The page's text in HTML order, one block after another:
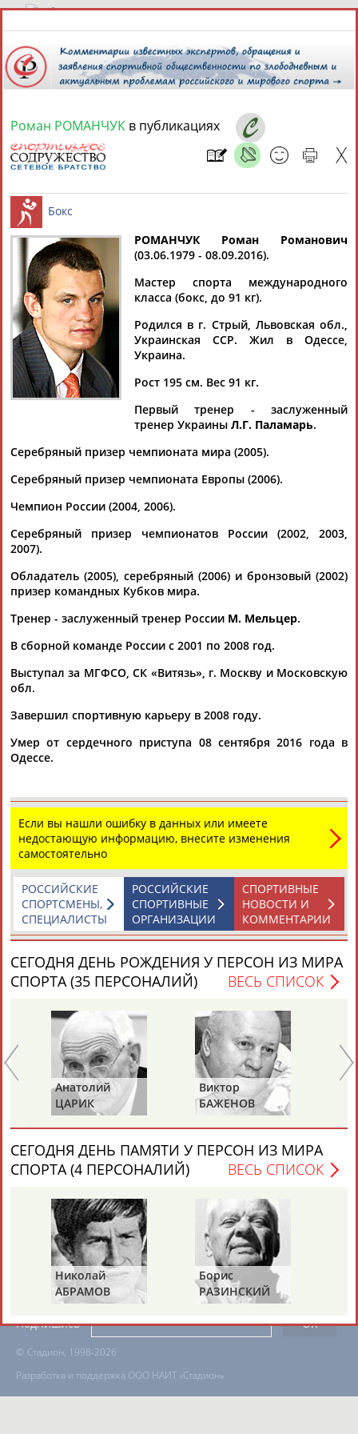
6 августа 2026 года,18:32
Найдено: 13181 Расширенный поиск
Аслаудин
АБАЕВ
Елена
АБАИМОВА
АБАКУМОВА
Юлия
АБАЛАКИНА
Дмитрий
АБАРЕНОВ
Тамилла
АБАСОВА
Рамазан
АБАЧАРАЕВ
Флюра
БУЛАТОВА
Татьяна
Акжана
Артур
Каримжан
Рамазан
АБДУЛАЕВ
Тагир
АБДУЛАЕВ
АБДУЛАЗИЗОВАБДУЛБЕКОВ
АБДУЛДАУДОВАБДУЛЖАЛИЛОВАБДУЛКАГИРОВАБДУЛЛАЕВ
24 персон из 13181
ЕЩЁ ПЕРСОНЫ
ТАБЛО АКТИВНОСТИ
ЦЕЛИ ПРОЕКТА РЕКЛАМА
Вопросы сотрудничества и совместной деятельностиinform@infosport.ru
© Стадион, 1998-2026
Разработка и поддержка ООО НАИТ «Стадион»
Адресов в новостной рассылке: 996
Подпишись
Роман РОМАНЧУК в публикациях
Бокс
РОМАНЧУК Роман Романович
(03.06.1979 - 08.09.2016).
Мастер спорта международного
класса (бокс, до 91 кг).
Родился в г. Стрый, Львовская обл.,
Украинская ССР. Жил в Одессе,
Украина.
Рост 195 см. Вес 91 кг.
Первый тренер - заслуженный
тренер Украины Л.Г. Паламарь.
Серебряный призер чемпионата мира (2005).
Серебряный призер чемпионата Европы (2006).
Чемпион России (2004, 2006).
Серебряный призер чемпионатов России (2002, 2003,
2007).
Обладатель (2005), серебряный (2006) и бронзовый (2002)
призер командных Кубков мира.
Тренер - заслуженный тренер России М. Мельцер.
В сборной команде России с 2001 по 2008 год.
Выступал за МГФСО, СК «Витязь», г. Москву и Московскую
обл.
Завершил спортивную карьеру в 2008 году.
Умер от сердечного приступа 08 сентября 2016 года в
Одессе.
Если вы нашли ошибку в данных или имеете
недостающую информацию, внесите изменения
самостоятельно
СПОРТИВНЫЕ
НОВОСТИ И
КОММЕНТАРИИ
РОССИЙСКИЕ
СПОРТИВНЫЕ
ОРГАНИЗАЦИИ
РОССИЙСКИЕ
СПОРТСМЕНЫ,
СПЕЦИАЛИСТЫ
СЕГОДНЯ ДЕНЬ РОЖДЕНИЯ У ПЕРСОН ИЗ МИРА
СПОРТА (35 ПЕРСОНАЛИЙ)
ВЕСЬ СПИСОК
Анатолий
ЦАРИК
Виктор
БАЖЕНОВ
СЕГОДНЯ ДЕНЬ ПАМЯТИ У ПЕРСОН ИЗ МИРА
СПОРТА (4 ПЕРСОНАЛИЙ)
ВЕСЬ СПИСОК
Николай
АБРАМОВ
Борис
РАЗИНСКИЙ